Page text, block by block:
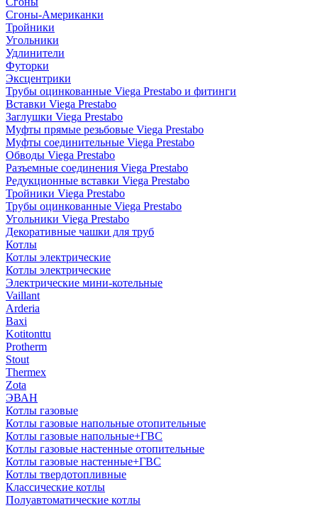
Сгоны-Американки
Тройники
Угольники
Удлинители
Футорки
Эксцентрики
Трубы оцинкованные Viega Prestabo и фитинги
Вставки Viega Prestabo
Заглушки Viega Prestabo
Муфты прямые резьбовые Viega Prestabo
Муфты соединительные Viega Prestabo
Обводы Viega Prestabo
Разъемные соединения Viega Prestabo
Редукционные вставки Viega Prestabo
Тройники Viega Prestabo
Трубы оцинкованные Viega Prestabo
Угольники Viega Prestabo
Декоративные чашки для труб
Котлы
Котлы электрические
Котлы электрические
Электрические мини-котельные
Vaillant
Arderia
Baxi
Kotitonttu
Protherm
Stout
Thermex
Zota
ЭВАН
Котлы газовые
Котлы газовые напольные отопительные
Котлы газовые напольные+ГВС
Котлы газовые настенные отопительные
Котлы газовые настенные+ГВС
Котлы твердотопливные
Классические котлы
Полуавтоматические котлы